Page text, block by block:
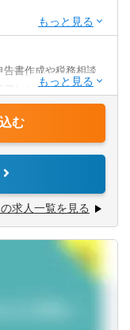
書作成や税務相談
アントに寄り添いな
きます。
結納税や組織再編
む
求人一覧を見る
県
県
県